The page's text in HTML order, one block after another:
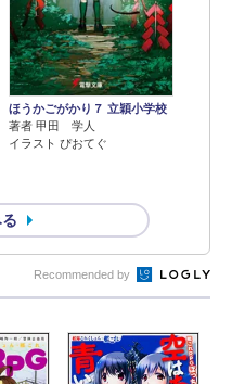
ほうかごがかり７ 立穎小学校
著者 甲田 学人
イラスト ぴおてぐ
Recommended by